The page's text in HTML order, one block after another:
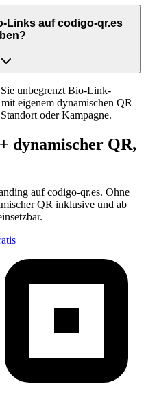
Links auf codigo-qr.es
unbegrenzt Bio-Link-
eigenem dynamischen QR
oder Kampagne.
dynamischer QR,
auf codigo-qr.es. Ohne
QR inklusive und ab